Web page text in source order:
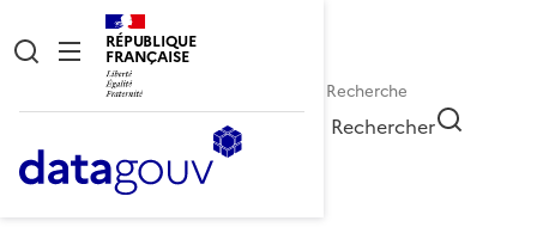
RÉPUBLIQUE
FRANÇAISE
Rechercher